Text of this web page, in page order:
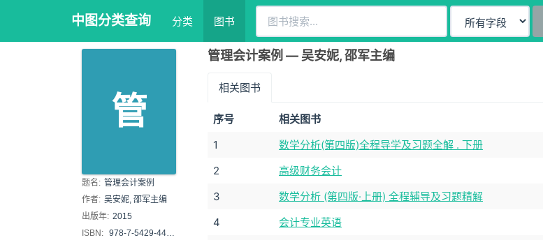
中图分类查询 分类 图书
管
题名: 管理会计案例
作者: 吴安妮, 邵军主编
出版年: 2015
ISBN: 978-7-5429-4483-2
管理会计案例 — 吴安妮, 邵军主编
相关图书
序号 相关图书
1
数学分析(第四版)全程导学及习题全解 . 下册
2
高级财务会计
3
数学分析 (第四版·上册) 全程辅导及习题精解
4
会计专业英语